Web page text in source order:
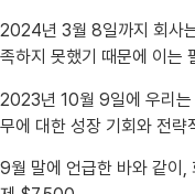
2024년 3월 8일까지 회사
족하지 못했기 때문에 이는
2023년 10월 9일에 우리
무에 대한 성장 기회와 전략
9월 말에 언급한 바와 같이